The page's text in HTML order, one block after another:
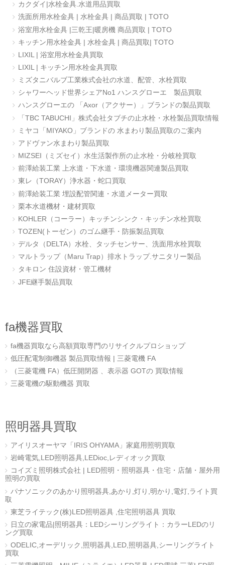
カクダイ|水栓金具.水道用品買取
洗面所用水栓金具 | 水栓金具 | 商品買取 | TOTO
浴室用水栓金具 |三乾王|暖房機 商品買取 | TOTO
キッチン用水栓金具 | 水栓金具 | 商品買取| TOTO
LIXIL | 浴室用水栓金具買取
LIXIL | キッチン用水栓金具買取
ミズタニバルブ工業株式会社の水道、配管、水栓買取
シャワーヘッド世界シェアNo1 ハンスグローエ 製品買取
ハンスグローエの 「Axor（アクサー）」ブランドの製品買取
「TBC TABUCHI」株式会社タブチの止水栓・水栓製品買取情報
ミヤコ「MIYAKO」ブランドの 水まわり製品買取のご案内
アドヴァン水まわり製品買取
MIZSEI（ミズセイ）水生活製作所の止水栓・分岐栓買取
前澤給装工業 上水道・下水道・環境機器関連製品買取
東レ（TORAY）浄水器・蛇口買取
前澤給装工業 埋設配管関連・水道メーター買取
栗本水道機材・建材買取
KOHLER（コーラー）キッチンシンク・キッチン水栓買取
TOZEN(トーゼン）のゴム継手・防振製品買取
デルタ（DELTA）水栓、タッチセンサー、洗面用水栓買取
マルトラップ（Maru Trap）排水トラップ.サニタリー製品
タキロン 住設資材・管工機材
JFE継手製品買取
fa機器買取
fa機器買取なら高額買取専門のリサイクルプロショップ
低圧配電制御機器 製品買取情報 | 三菱電機 FA
（三菱電機 FA）低圧開閉器 、表示器 GOTの 買取情報
三菱電機の駆動機器 買取
照明器具買取
アイリスオーヤマ「IRIS OHYAMA」家庭用照明買取
岩崎電気,LED照明器具,LEDioc,レディオック買取
コイズミ照明株式会社 | LED照明・照明器具・住宅・店舗・屋外用
照明の買取
パナソニックのあかり照明器具,あかり,灯り,明かり,電灯,ライト買
取
東芝ライテック(株)LED照明器具 ,住宅照明器具 買取
日立の家電品|照明器具：LEDシーリングライト：カラーLEDのリ
ング買取
ODELIC,オーデリック,照明器具,LED,照明器具,シーリングライト
買取